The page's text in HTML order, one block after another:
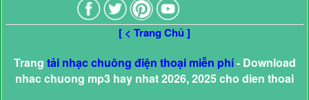
[ < Trang Chủ ]
Trang tải nhạc chuông điện thoại miễn phí- Download
nhac chuong mp3 hay nhat 2026, 2025 cho dien thoai